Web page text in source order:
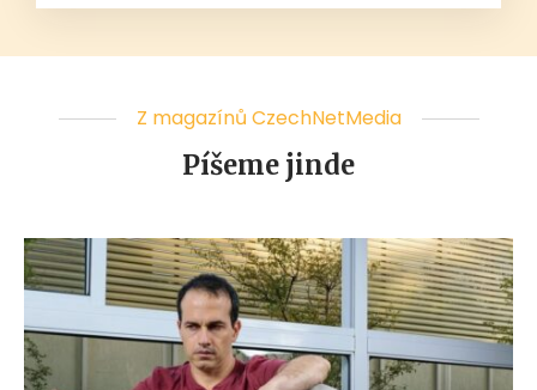
Z magazínů CzechNetMedia
Píšeme jinde